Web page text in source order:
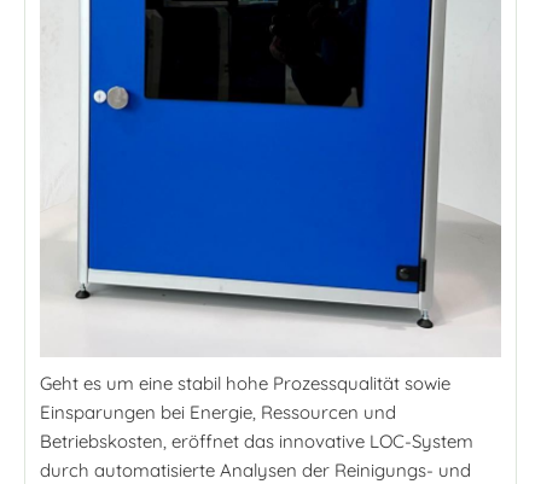
Geht es um eine stabil hohe Prozessqualität sowie
Einsparungen bei Energie, Ressourcen und
Betriebskosten, eröffnet das innovative LOC-System
durch automatisierte Analysen der Reinigungs- und